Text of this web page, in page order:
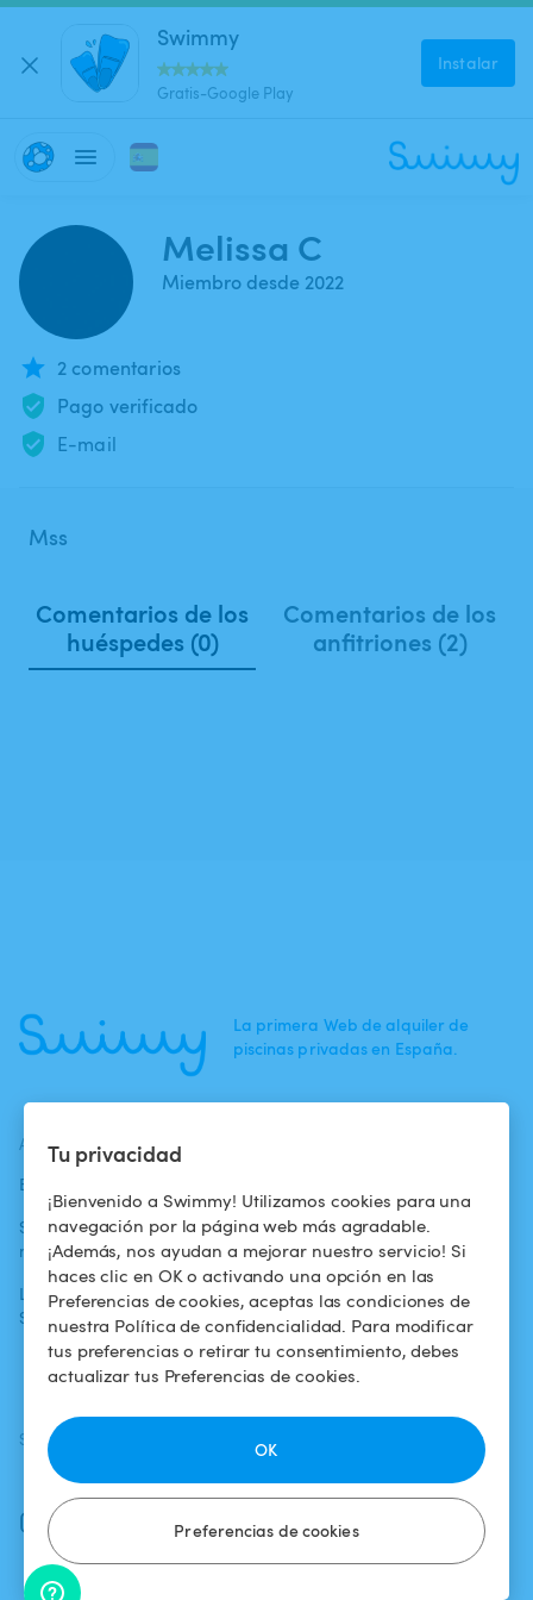
Tu privacidad
¡Bienvenido a Swimmy! Utilizamos cookies para una
navegación por la página web más agradable.
¡Además, nos ayudan a mejorar nuestro servicio! Si
haces clic en OK o activando una opción en las
Preferencias de cookies, aceptas las condiciones de
nuestra Política de confidencialidad. Para modificar
tus preferencias o retirar tu consentimiento, debes
actualizar tus Preferencias de cookies.
Preferencias de cookies
OK
Swimmy
Gratis-Google Play
Instalar
Melissa C
Miembro desde 2022
2 comentarios
Pago verificado
E-mail
Mss
Comentarios de los
huéspedes (0)
Comentarios de los
anfitriones (2)
La primera Web de alquiler de
piscinas privadas en España.
ACTUALIDADES
Blog
Swimmy en los
medios
La aventura
Swimmy
Para los
propietarios
Alquilar mi
piscina
¿Cómo funciona?
Condiciones de
uso
Política de
confidencialidad
Aviso legal
SÍGUENOS
Facebook
Instagram